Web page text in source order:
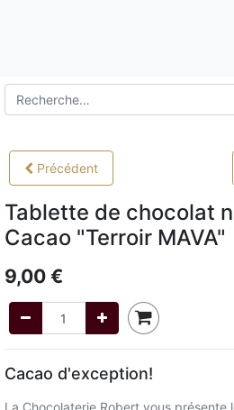
Précédent
Tablette de chocolat
Cacao "Terroir MAVA"
9,00 €
Cacao d'exception!
La Chocolaterie Robert vous présente